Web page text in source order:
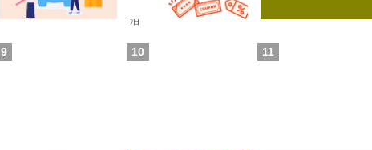
獲得条件：ホテル・旅館宿
泊
9 10 11